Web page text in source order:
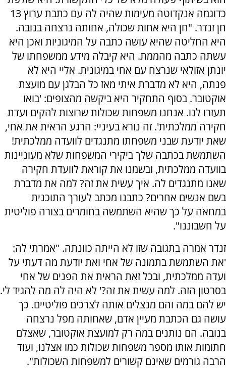
כדוגמה אנקדוטה מעימות שהיה לה עם כתבת ערוץ 13
חן זנדר. "חן היא אחות שכולה, אחותה נרצחה בנובה.
היא החליטה שהיא עושה כתבה על המיגוניות ואכן היא
עשתה כתבה מהממת. היא קיבלה מידע ממשפחתו של
יונתן אזולאי שנרצח עם אחי במיגונית. אליי היא לא
פנתה, היא לא מדברת איתי מאז כל הבלגן עם מועצת
אוקטובר. בסוף התחקיר היא ביקשה מהצופים: 'בואו
תעזרו לנו. אנחנו משפחות שכולות שרוצות להקים ועדת
חקירה ממלכתית'. זה נורא בעיניי: הרגע הראית את אחי,
שאת יודעת שבני משפחתו מתנגדים לוועדה ממלכתית!
השתמשת בכתבה שלך ביקירי המשפחות שלא מעוניינות
בוועדה ממלכתית, ובשמנו את קוראת לוועדת חקירה
שאנו מתנגדים לה. איך עשית את זה? למה את מדברת
בשם אנשים אחרים? כתבנו מכתב לעורך התוכנית
במחאה על כך שהיא השתמשה בחומרים בצורה פוליטית
על חשבוננו".
זנדר אמרה בתגובה שזו לא הייתה כוונתה. "אמרתי לה:
'את השתמשת בתמונה של אחי ואת יודעת מה דעתי על
ועדה ממלכתית, ובכל זאת הראית את הפנים של אחי
בסרטון הזה. למה עשית את זה?' לא היה לה מה להגיד לי.
יש להם במה והם מנצלים אותה לצרכים פוליטיים. כך
עושה גם הכתבת מעיין אדם, שאחותה מפל נרצחה
בנובה. הם נותנים במה רק למועצת אוקטובר, שאצלם
חתומות אותו מספר משפחות שכולות כמו אצלנו, ועוד
הרבה גורמים שאינם קשורים למשפחות השכולות".